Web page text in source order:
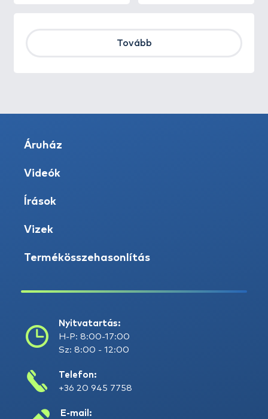
Tovább
Áruház
Videók
Írások
Vizek
Termékösszehasonlítás
Nyitvatartás:
H-P: 8:00-17:00
Sz: 8:00 - 12:00
Telefon:
+36 20 945 7758
E-mail: